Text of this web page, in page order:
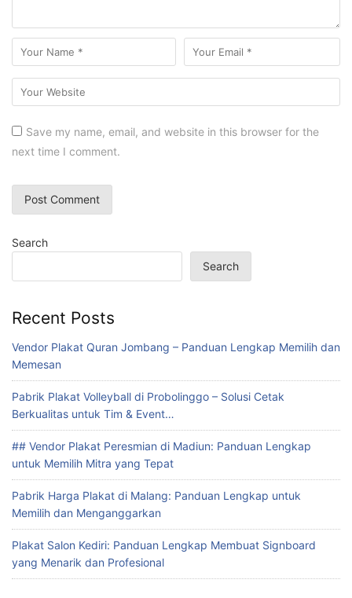
Save my name, email, and website in this browser for the
next time I comment.
Search
Search
Recent Posts
Vendor Plakat Quran Jombang – Panduan Lengkap Memilih dan
Memesan
Pabrik Plakat Volleyball di Probolinggo – Solusi Cetak
Berkualitas untuk Tim & Event…
## Vendor Plakat Peresmian di Madiun: Panduan Lengkap
untuk Memilih Mitra yang Tepat
Pabrik Harga Plakat di Malang: Panduan Lengkap untuk
Memilih dan Menganggarkan
Plakat Salon Kediri: Panduan Lengkap Membuat Signboard
yang Menarik dan Profesional